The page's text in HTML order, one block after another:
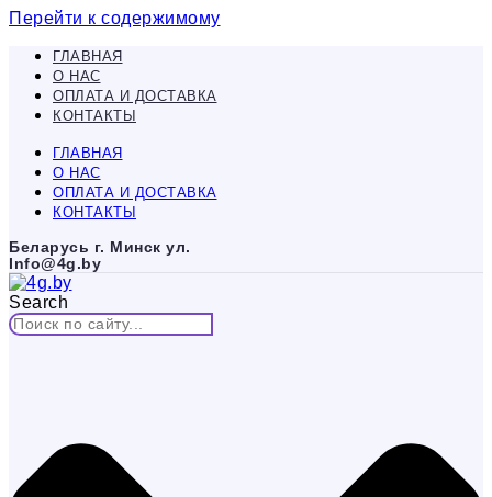
Перейти к содержимому
ГЛАВНАЯ
О НАС
ОПЛАТА И ДОСТАВКА
КОНТАКТЫ
ГЛАВНАЯ
О НАС
ОПЛАТА И ДОСТАВКА
КОНТАКТЫ
Беларусь г. Минск ул.
Info@4g.by
Search